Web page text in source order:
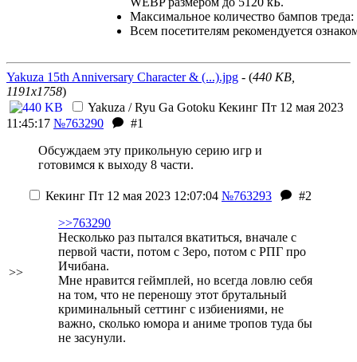
Максимальное количество бампов треда:
Всем посетителям рекомендуется
Yakuza 15th Anniversary Character & (...).jpg - (440 KB,
1191x1758)
Yakuza / Ryu Ga Gotoku Кекинг Пт 12 мая 2023
11:45:17 №763290
#1
Обсуждаем эту прикольную серию игр и
готовимся к выходу 8 части.
>>
Кекинг Пт 12 мая 2023 12:07:04 №763293
#2
>>763290
Несколько раз пытался вкатиться, вначале с
первой части, потом с Зеро, потом с РПГ про
Ичибана.
Мне нравится геймплей, но всегда ловлю себя
на том, что не переношу этот брутальный
криминальный сеттинг с избиениями, не
важно, сколько юмора и аниме тропов туда бы
не засунули.